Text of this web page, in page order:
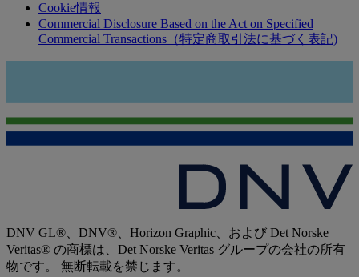
Cookie情報
Commercial Disclosure Based on the Act on Specified
Commercial Transactions（特定商取引法に基づく表記)
DNV GL®、DNV®、Horizon Graphic、および Det Norske
Veritas® の商標は、Det Norske Veritas グループの会社の所有
物です。 無断転載を禁じます。